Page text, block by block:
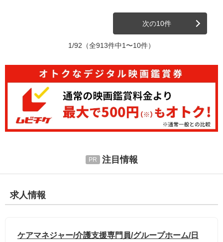
次の10件
1/92 （全913件中1〜10件）
注目情報
求人情報
ケアマネジャー/介護支援専門員/グループホーム/日